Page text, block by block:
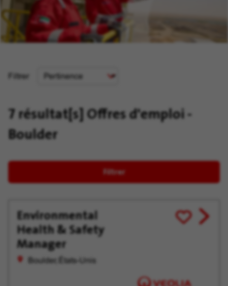
Filtrer
Critère
7 résultat[s]Offres d'emploi -
Boulder
Filtrer
Environmental
Health & Safety
Manager
Boulder, États-Unis
Enregistrer
pour
View
job